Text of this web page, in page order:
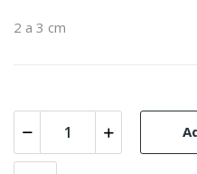
2 a 3 cm